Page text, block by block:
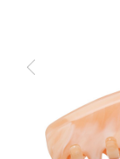
トピックス
ヘアアレンジ
ヒストリー